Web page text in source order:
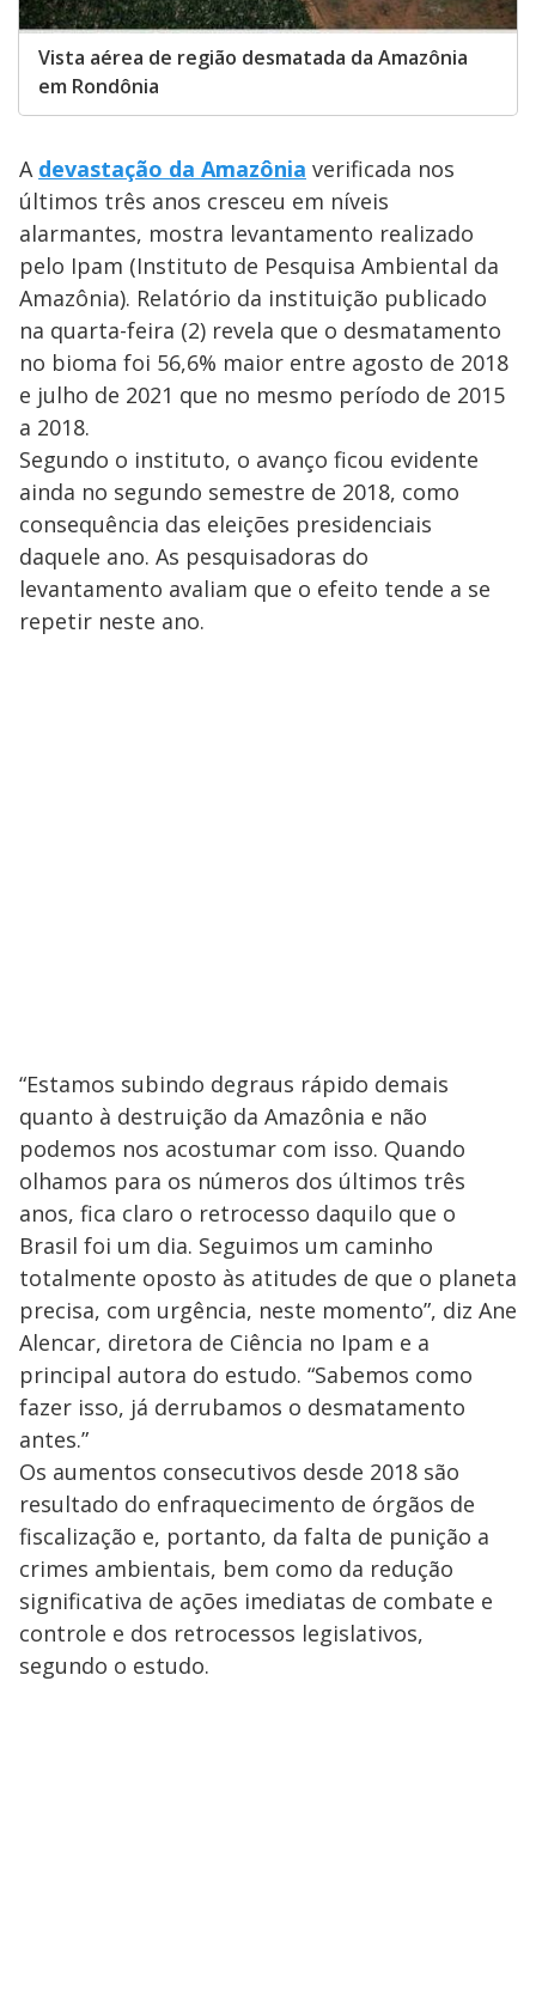
Vista aérea de região desmatada da Amazônia
em Rondônia
A devastação da Amazônia verificada nos
últimos três anos cresceu em níveis
alarmantes, mostra levantamento realizado
pelo Ipam (Instituto de Pesquisa Ambiental da
Amazônia). Relatório da instituição publicado
na quarta-feira (2) revela que o desmatamento
no bioma foi 56,6% maior entre agosto de 2018
e julho de 2021 que no mesmo período de 2015
a 2018.
Segundo o instituto, o avanço ficou evidente
ainda no segundo semestre de 2018, como
consequência das eleições presidenciais
daquele ano. As pesquisadoras do
levantamento avaliam que o efeito tende a se
repetir neste ano.
“Estamos subindo degraus rápido demais
quanto à destruição da Amazônia e não
podemos nos acostumar com isso. Quando
olhamos para os números dos últimos três
anos, fica claro o retrocesso daquilo que o
Brasil foi um dia. Seguimos um caminho
totalmente oposto às atitudes de que o planeta
precisa, com urgência, neste momento”, diz Ane
Alencar, diretora de Ciência no Ipam e a
principal autora do estudo. “Sabemos como
fazer isso, já derrubamos o desmatamento
antes.”
Os aumentos consecutivos desde 2018 são
resultado do enfraquecimento de órgãos de
fiscalização e, portanto, da falta de punição a
crimes ambientais, bem como da redução
significativa de ações imediatas de combate e
controle e dos retrocessos legislativos,
segundo o estudo.